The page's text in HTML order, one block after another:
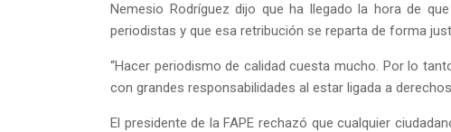
Nemesio Rodríguez dijo que ha llegado la hora de
periodistas y que esa retribución se reparta de forma
“Hacer periodismo de calidad cuesta mucho. Por lo
con grandes responsabilidades al estar ligada a
El presidente de la FAPE rechazó que cualquier